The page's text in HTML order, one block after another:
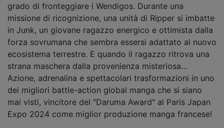
grado di fronteggiare i Wendigos. Durante una
missione di ricognizione, una unità di Ripper si imbatte
in Junk, un giovane ragazzo energico e ottimista dalla
forza sovrumana che sembra essersi adattato al nuovo
ecosistema terrestre. E quando il ragazzo ritrova una
strana maschera dalla provenienza misteriosa…
Azione, adrenalina e spettacolari trasformazioni in uno
dei migliori battle-action global manga che si siano
mai visti, vincitore del "Daruma Award" al Paris Japan
Expo 2024 come miglior produzione manga francese!